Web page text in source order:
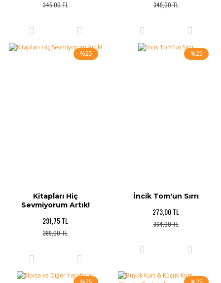
345,00 TL 349,00 TL
%25
Kitapları Hiç
Sevmiyorum Artık!
291,75 TL
389,00 TL
%25
İncik Tom'un Sırrı
273,00 TL
364,00 TL